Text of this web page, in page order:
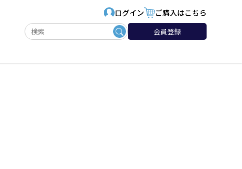
ログイン ご購入はこちら
会員登録